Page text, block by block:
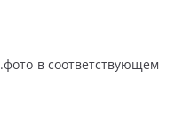
в соответствующем